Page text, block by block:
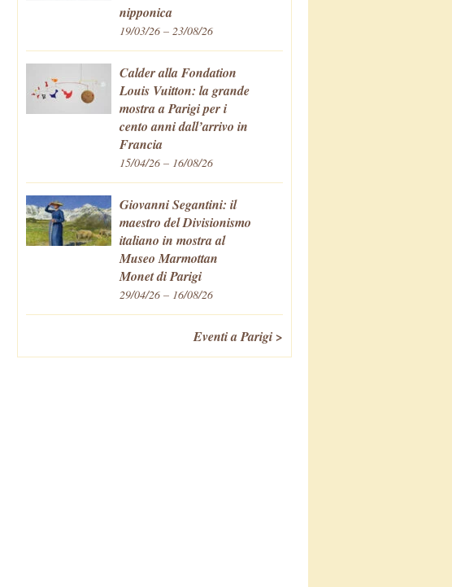
nipponica
19/03/26 – 23/08/26
Calder alla Fondation
Louis Vuitton: la grande
mostra a Parigi per i
cento anni dall’arrivo in
Francia
15/04/26 – 16/08/26
Giovanni Segantini: il
maestro del Divisionismo
italiano in mostra al
Museo Marmottan
Monet di Parigi
29/04/26 – 16/08/26
Eventi a Parigi >